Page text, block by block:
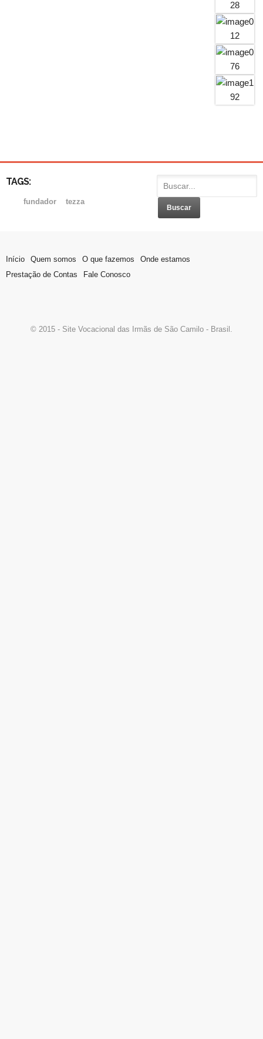
TAGS:
fundador tezza
Início Quem somos O que fazemos
Onde estamos
Prestação de Contas
Fale Conosco
© 2015 - Site Vocacional das Irmãs de São Camilo - Brasil.